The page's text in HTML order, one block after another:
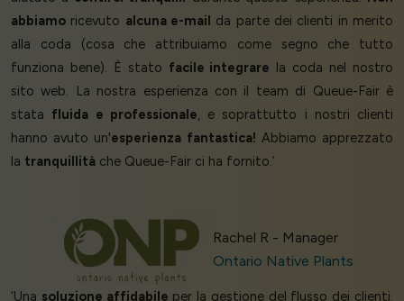
abbiamo ricevuto alcuna e-mail da parte dei clienti in merito
alla coda (cosa che attribuiamo come segno che tutto
funziona bene). È stato facile integrare la coda nel nostro
sito web. La nostra esperienza con il team di Queue-Fair è
stata fluida e professionale, e soprattutto i nostri clienti
hanno avuto un'esperienza fantastica! Abbiamo apprezzato
la tranquillità che Queue-Fair ci ha fornito.’
Rachel R - Manager
Ontario Native Plants
‘Una soluzione affidabile per la gestione del flusso dei clienti.